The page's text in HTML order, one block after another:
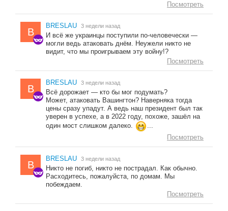
Посмотреть
B
BRESLAU 3 недели назад
И всё же украинцы поступили по-человечески —
могли ведь атаковать днём. Неужели никто не
видит, что мы проигрываем эту войну!?
Посмотреть
B
BRESLAU 3 недели назад
Всё дорожает — кто бы мог подумать?
Может, атаковать Вашингтон? Наверняка тогда
цены сразу упадут. А ведь наш президент был так
уверен в успехе, а в 2022 году, похоже, зашёл на
один мост слишком далеко.
...
Посмотреть
B
BRESLAU 3 недели назад
Никто не погиб, никто не пострадал. Как обычно.
Расходитесь, пожалуйста, по домам. Мы
побеждаем.
Посмотреть